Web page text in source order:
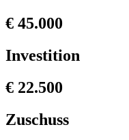
€ 45.000
Investition
€ 22.500
Zuschuss